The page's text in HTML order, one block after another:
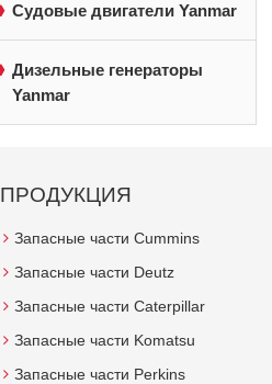
Судовые двигатели Yanmar
Дизельные генераторы
Yanmar
ПРОДУКЦИЯ
Запасные части Cummins
Запасные части Deutz
Запасные части Caterpillar
Запасные части Komatsu
Запасные части Perkins